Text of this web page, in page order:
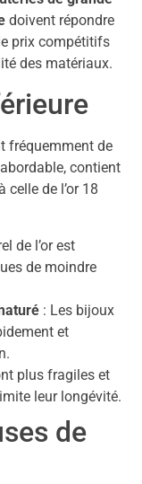
doivent répondre
prix compétitifs
des matériaux.
fréquemment de
contient
celle de l’or 18
de l’or est
de moindre
: Les bijoux
et
plus fragiles et
leur longévité.
de